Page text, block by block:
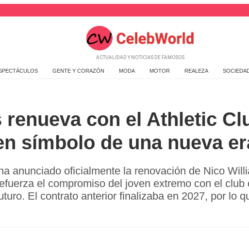
ACTUALIDAD Y NOTICIAS DE FAMOSOS
GENTE Y CORAZÓN MODA MOTOR REALEZA
con el Athletic
símbolo de una nueva
anunciado oficialmente la renovación de Nico
el compromiso del joven extremo con el
El contrato anterior finalizaba en 2027, por lo